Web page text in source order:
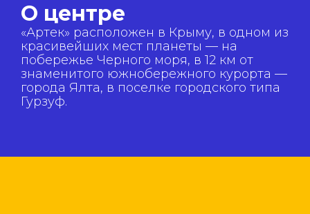
О центре
«Артек» расположен в Крыму, в одном из
красивейших мест планеты — на
побережье Черного моря, в 12 км от
знаменитого южнобережного курорта —
города Ялта, в поселке городского типа
Гурзуф.